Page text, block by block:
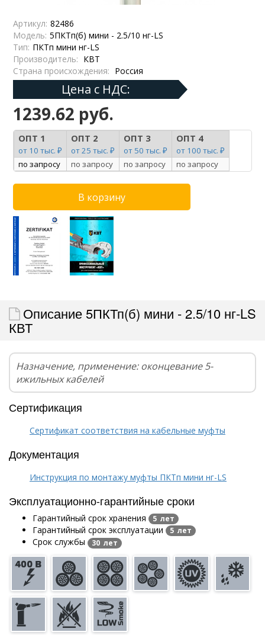
Артикул: 82486
Модель: 5ПКТп(б) мини - 2.5/10 нг-LS
Тип: ПКТп мини нг-LS
Производитель: КВТ
Страна происхождения: Россия
Цена с НДС:
1239.62 руб.
ОПТ 1
от 10 тыс. ₽
ОПТ 2
от 25 тыс. ₽
ОПТ 3
от 50 тыс. ₽
ОПТ 4
от 100 тыс. ₽
по запросу
по запросу по запросу по запросу
Описание 5ПКТп(б) мини - 2.5/10 нг-LS
КВТ
Назначение, применение: оконцевание 5-
ижильных кабелей
Сертификация
Сертификат соответствия на кабельные муфты
Документация
Инструкция по монтажу муфты ПКТп мини нг-LS
Эксплуатационно-гарантийные сроки
Гарантийный срок хранения 5 лет
Гарантийный срок эксплуатации 5 лет
Срок службы 30 лет